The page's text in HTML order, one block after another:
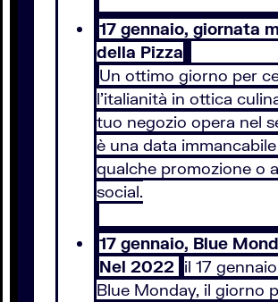
17 gennaio, giornata
della Pizza
Un ottimo giorno per
l'italianità in ottica
tuo negozio opera nel
è una data
qualche promozione o
social.
17 gennaio, Blue
Nel 2022 il 17
Blue Monday, il giorno